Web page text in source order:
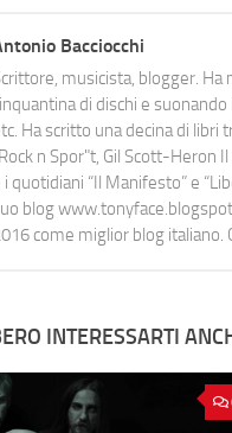
Bacciocchi
musicista, blogger.
di dischi e
Ha scritto una decina di libri
n Spor"t, Gil Scott-Heron
i quotidiani “Il Manifesto” e
blog
come miglior blog italiano.
INTERESSARTI